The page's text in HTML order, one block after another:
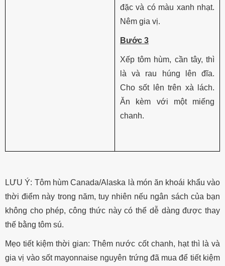
đặc và có màu xanh nhạt.
Nêm gia vị.
Bước 3
Xếp tôm hùm, cần tây, thì
là và rau húng lên đĩa.
Cho sốt lên trên xà lách.
Ăn kèm với một miếng
chanh.
LƯU Ý: Tôm hùm Canada/Alaska là món ăn khoái khẩu vào
thời điểm này trong năm, tuy nhiên nếu ngân sách của bạn
không cho phép, công thức này có thể dễ dàng được thay
thế bằng tôm sú.
Mẹo tiết kiệm thời gian: Thêm nước cốt chanh, hạt thì là và
gia vị vào sốt mayonnaise nguyên trứng đã mua để tiết kiệm